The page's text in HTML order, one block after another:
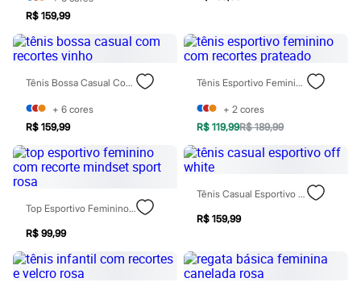
Rasteirinhas
Sandálias
Tênis
Diversão
Baby Club
Miss Fifteen
Palomino
Moda íntima
Calcinhas
Cuecas
Meias
Moda praia
Biquínis e Maiôs
Blusas de proteção
Sungas
Personagens
R$ 159,99
Tênis Bossa Casual Com Recortes Vinho
+ 6 cores
R$ 159,99
Tênis Esportivo Feminino Com Recortes Prateado
+ 2 cores
R$ 119,99R$ 189,99
Top Esportivo Feminino Com Recorte Mindset Sport Rosa
R$ 99,99
Tênis Casual Esportivo Off White
R$ 159,99